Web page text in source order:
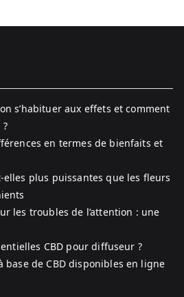
s’habituer aux effets et comment
en termes de bienfaits et
elles plus puissantes que les fleurs
les troubles de l’attention : une
CBD pour diffuseur ?
de CBD disponibles en ligne